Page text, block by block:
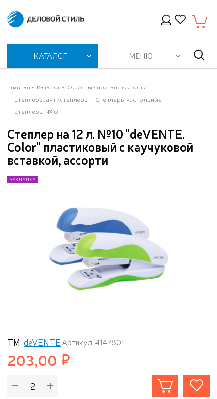
КАТАЛОГ МЕНЮ
Главная Каталог
Офисные принадлежности
Степлеры, антистеплеры
Степлеры настольные
Степлеры №10
Степлер на 12 л. №10 "deVENTE.
Color" пластиковый с каучуковой
вставкой, ассорти
ЗАКЛАДКА
ЗАКЛАДКА
ТМ: deVENTE Артикул: 4142801
203,00